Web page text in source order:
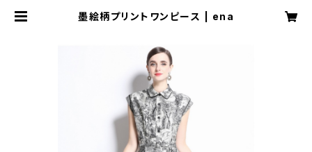
墨絵柄プリントワンピース | ena